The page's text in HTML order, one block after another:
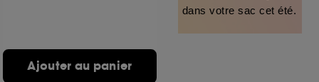
Ajouter au panier
dans votre sac cet été.